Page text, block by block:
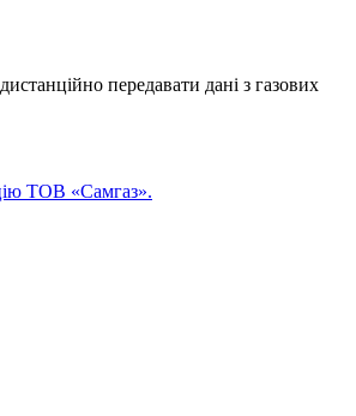
передавати дані з газових
ТОВ «Самгаз».